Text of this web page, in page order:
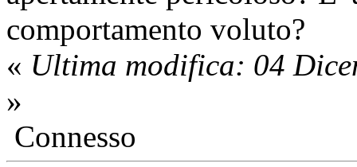
comportamento voluto?
« Ultima modifica: 04
»
Connesso